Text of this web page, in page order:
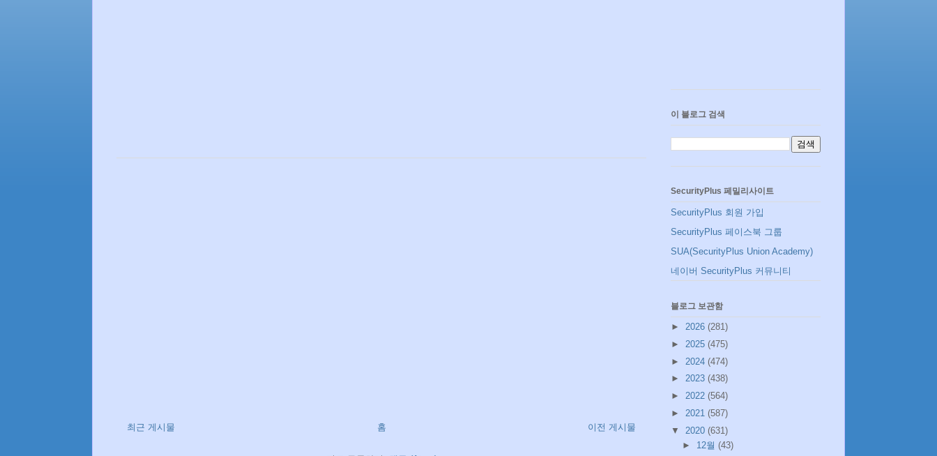
최근 게시물 이전 게시물
홈
이 블로그 검색
SecurityPlus 페밀리사이트
SecurityPlus 회원 가입
SecurityPlus 페이스북 그룹
SUA(SecurityPlus Union Academy)
네이버 SecurityPlus 커뮤니티
블로그 보관함
► 2026 (281)
► 2025 (475)
► 2024 (474)
► 2023 (438)
► 2022 (564)
► 2021 (587)
▼ 2020 (631)
► 12월 (43)